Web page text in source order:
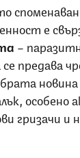
е
–
предава
новина
особено
гризачи и